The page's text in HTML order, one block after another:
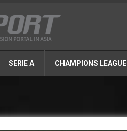
SERIE A CHAMPIONS LEAGUE